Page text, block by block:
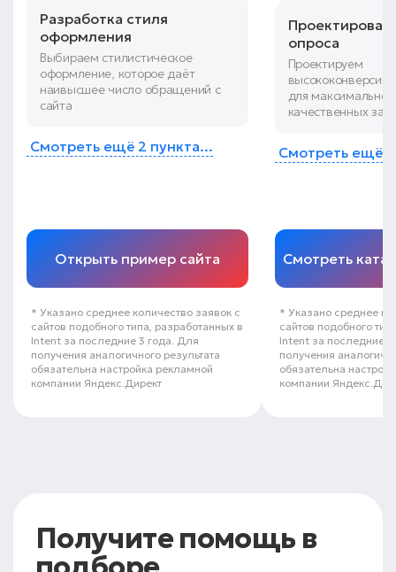
Разработка стиля
оформления
Выбираем стилистическое
оформление, которое даёт
наивысшее число обращений с
сайта
Смотреть ещё 2 пункта...
Открыть пример сайта
* Указано среднее количество заявок с
сайтов подобного типа, разработанных в
Intent за последние 3 года. Для
получения аналогичного результата
обязательна настройка рекламной
компании Яндекс.Директ
опроса
Проектируем
для
качественных
Смотреть ещё
Смотреть
* Указано среднее
сайтов подобного
Intent за последние
получения
обязательна
компании
Получите помощь в